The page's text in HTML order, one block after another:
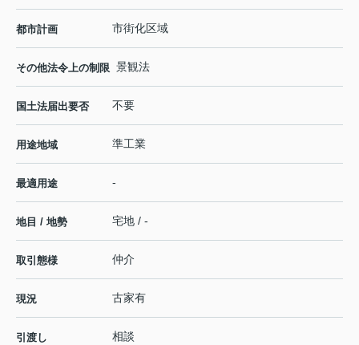
都市計画 市街化区域
その他法令上の制限 景観法
国土法届出要否 不要
用途地域 準工業
最適用途 -
地目 / 地勢 宅地 / -
取引態様 仲介
現況 古家有
引渡し 相談